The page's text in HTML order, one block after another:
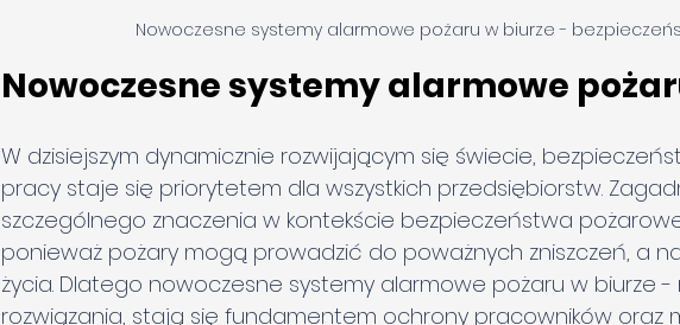
Nowoczesne systemy alarmowe pożaru w biurze -
Nowoczesne systemy alarmowe
W dzisiejszym dynamicznie rozwijającym się świecie,
pracy staje się priorytetem dla wszystkich przedsiębiorstw.
szczególnego znaczenia w kontekście bezpieczeństwa
ponieważ pożary mogą prowadzić do poważnych zniszczeń, a
życia. Dlatego nowoczesne systemy alarmowe pożaru w biurze
rozwiązania, stają się fundamentem ochrony pracowników oraz